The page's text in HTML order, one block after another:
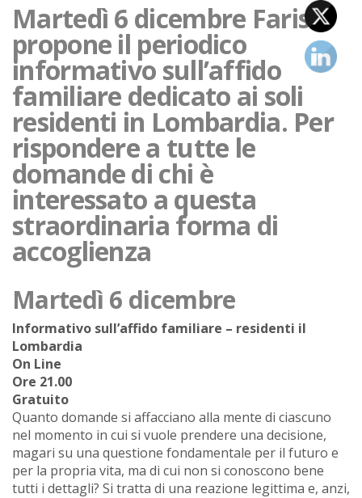
Martedì 6 dicembre Faris
propone il periodico
informativo sull’affido
familiare dedicato ai soli
residenti in Lombardia. Per
rispondere a tutte le
domande di chi è
interessato a questa
straordinaria forma di
accoglienza
Martedì 6 dicembre
Informativo sull’affido familiare – residenti il
Lombardia
On Line
Ore 21.00
Gratuito
Quanto domande si affacciano alla mente di ciascuno
nel momento in cui si vuole prendere una decisione,
magari su una questione fondamentale per il futuro e
per la propria vita, ma di cui non si conoscono bene
tutti i dettagli? Si tratta di una reazione legittima e, anzi,